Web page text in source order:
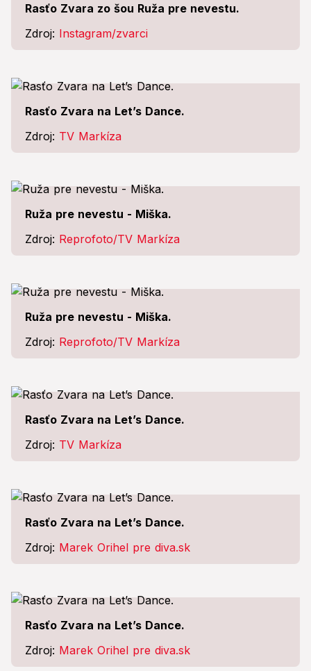
Rasťo Zvara zo šou Ruža pre nevestu.
Zdroj: Instagram/zvarci
Rasťo Zvara na Let’s Dance.
Zdroj: TV Markíza
Ruža pre nevestu - Miška.
Zdroj: Reprofoto/TV Markíza
Ruža pre nevestu - Miška.
Zdroj: Reprofoto/TV Markíza
Rasťo Zvara na Let’s Dance.
Zdroj: TV Markíza
Rasťo Zvara na Let’s Dance.
Zdroj: Marek Orihel pre diva.sk
Rasťo Zvara na Let’s Dance.
Zdroj: Marek Orihel pre diva.sk